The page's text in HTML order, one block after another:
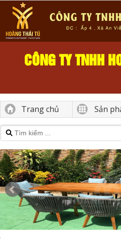
CÔNG TY TNHH
Trang chủ Sản